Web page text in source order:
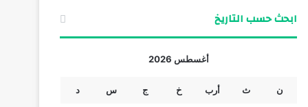
ابحث حسب التاريخ
أغسطس 2026
ن ث أرب خ ج س د